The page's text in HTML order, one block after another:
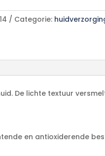
Categorie:
De lichte textuur
en antioxiderende